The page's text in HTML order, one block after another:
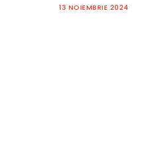
13 NOIEMBRIE 2024